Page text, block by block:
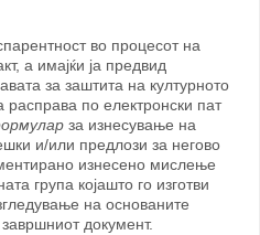
во процесот на
а имајќи ја предвид
за заштита на културното
расправа по електронски пат
за изнесување на
и/или предлози за негово
изнесено мислење
група којашто го изготви
на основаните
документ.